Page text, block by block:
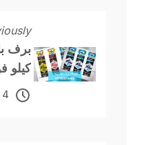
کیلو
4 minutes read